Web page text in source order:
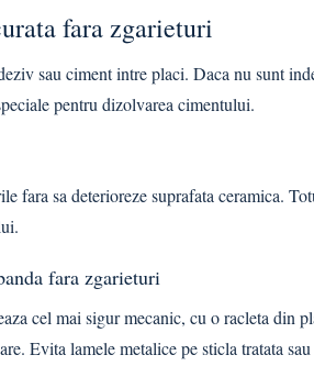
fara zgarieturi
sau ciment intre placi. Daca nu sunt
pentru dizolvarea cimentului.
fara sa deterioreze suprafata ceramica.
fara zgarieturi
cel mai sigur mecanic, cu o racleta din
Evita lamele metalice pe sticla tratata